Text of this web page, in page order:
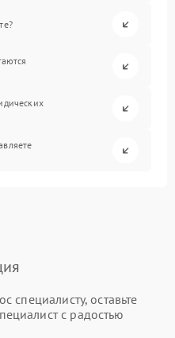
специалисту, оставьте
с радостью